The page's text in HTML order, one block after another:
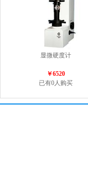
显微硬度计
￥6520
已有0人购买